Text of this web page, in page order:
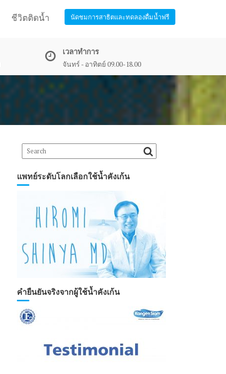
นัดชมการสาธิตและทดลองดื่มน้ำฟรี
ชีวิตติดน้ำ
เวลาทำการ
จันทร์ - อาทิตย์ 09.00-18.00
แพทย์ระดับโลกเลือกใช้น้ำคังเก้น
คำยืนยันจริงจากผู้ใช้น้ำคังเก้น